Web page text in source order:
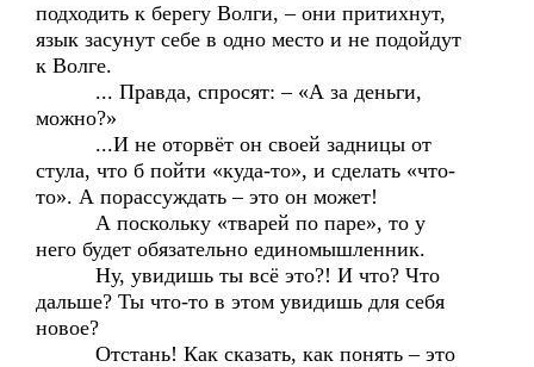
подходить к берегу Волги, – они притихнут,
язык засунут себе в одно место и не подойдут
к Волге.
... Правда, спросят: – «А за деньги,
можно?»
...И не оторвёт он своей задницы от
стула, что б пойти «куда-то», и сделать «что-
то». А порассуждать – это он может!
А поскольку «тварей по паре», то у
него будет обязательно единомышленник.
Ну, увидишь ты всё это?! И что? Что
дальше? Ты что-то в этом увидишь для себя
новое?
Отстань! Как сказать, как понять – это